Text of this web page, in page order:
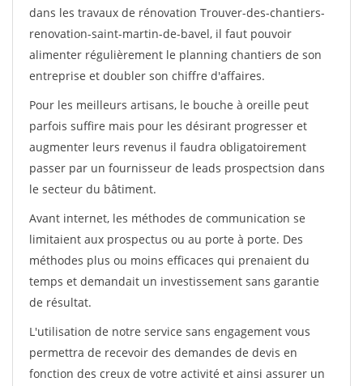
dans les travaux de rénovation Trouver-des-chantiers-
renovation-saint-martin-de-bavel, il faut pouvoir
alimenter régulièrement le planning chantiers de son
entreprise et doubler son chiffre d'affaires.
Pour les meilleurs artisans, le bouche à oreille peut
parfois suffire mais pour les désirant progresser et
augmenter leurs revenus il faudra obligatoirement
passer par un fournisseur de leads prospectsion dans
le secteur du bâtiment.
Avant internet, les méthodes de communication se
limitaient aux prospectus ou au porte à porte. Des
méthodes plus ou moins efficaces qui prenaient du
temps et demandait un investissement sans garantie
de résultat.
L'utilisation de notre service sans engagement vous
permettra de recevoir des demandes de devis en
fonction des creux de votre activité et ainsi assurer un